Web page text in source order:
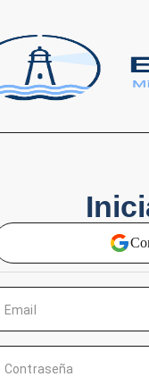
Email
Contraseña